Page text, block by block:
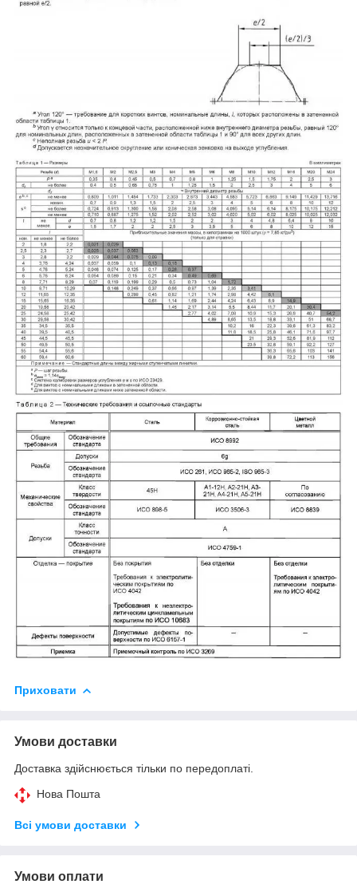
Приховати
Умови доставки
Доставка здійснюється тільки по передоплаті.
Нова Пошта
Всі умови доставки
Умови оплати